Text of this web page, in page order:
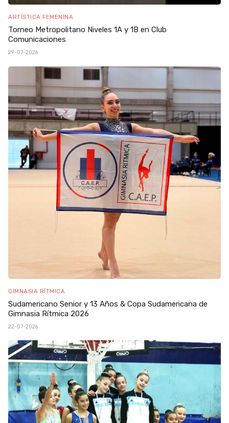
ARTÍSTICA FEMENINA
Torneo Metropolitano Niveles 1A y 1B en Club
Comunicaciones
29-07-2026
GIMNASIA RÍTMICA
Sudamericano Senior y 13 Años & Copa Sudamericana de
Gimnasia Rítmica 2026
22-07-2026